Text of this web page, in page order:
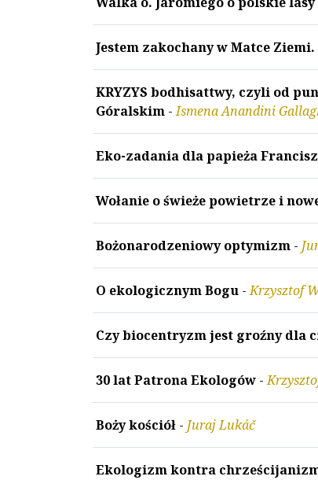
Jestem zakochany w Matce
KRYZYS bodhisattwy, czyli od
Góralskim -Ismena Anandini
Eko-zadania dla papieża
Wołanie o świeże powietrze i
Bożonarodzeniowy optymizm -
O ekologicznym Bogu -Krzysztof
Czy biocentryzm jest groźny dla
30 lat Patrona Ekologów -
Boży kościół - Juraj Lukáč
Ekologizm kontra